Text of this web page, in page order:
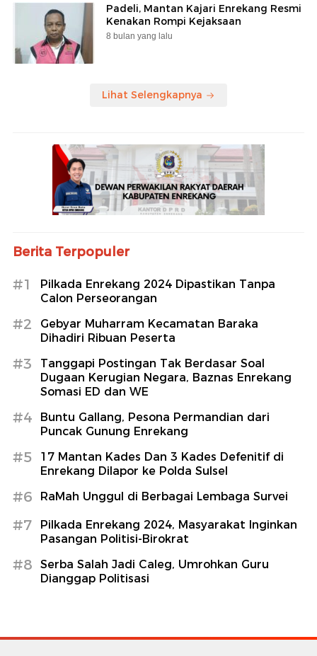
Padeli, Mantan Kajari Enrekang Resmi
Kenakan Rompi Kejaksaan
8 bulan yang lalu
Lihat Selengkapnya
Berita Terpopuler
#1
Pilkada Enrekang 2024 Dipastikan Tanpa
Calon Perseorangan
#2
Gebyar Muharram Kecamatan Baraka
Dihadiri Ribuan Peserta
#3
Tanggapi Postingan Tak Berdasar Soal
Dugaan Kerugian Negara, Baznas Enrekang
Somasi ED dan WE
#4
Buntu Gallang, Pesona Permandian dari
Puncak Gunung Enrekang
#5
17 Mantan Kades Dan 3 Kades Defenitif di
Enrekang Dilapor ke Polda Sulsel
#6 RaMah Unggul di Berbagai Lembaga Survei
#7
Pilkada Enrekang 2024, Masyarakat Inginkan
Pasangan Politisi-Birokrat
#8
Serba Salah Jadi Caleg, Umrohkan Guru
Dianggap Politisasi